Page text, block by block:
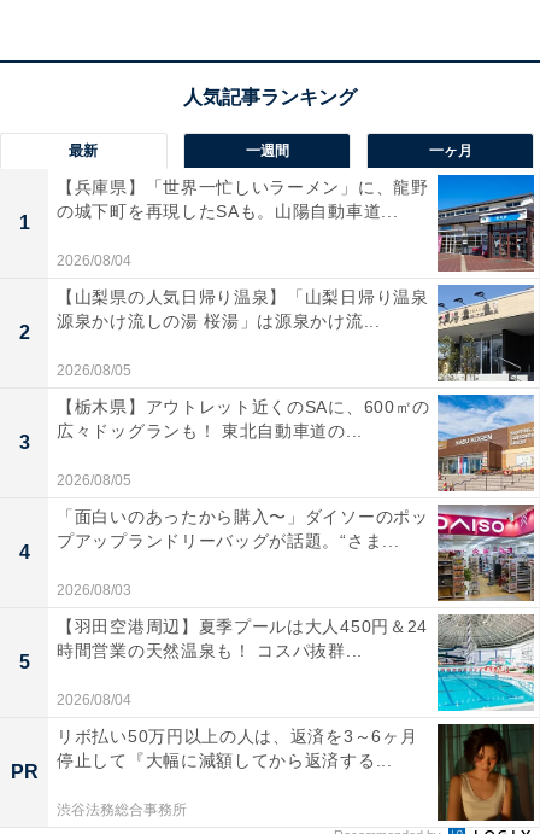
がっています。駅からのアクセスの良さを重視したい人
や、バラエティ豊かな本格料理と温泉を一度に楽しみた
い人におすすめの宿です。
楽天トラベルの「月末スペシャルオファー」と
は？
楽天トラベルでは、月末に「月末スペシャルオファー」
を開催。人気の宿やホテルを対象に、宿泊予約で使える
最新 一週間 一ヶ月
1
【兵庫県】「世界一忙しいラーメン」に、龍野
の城下町を再現したSAも。山陽自動車道...
2026/08/04
2
【山梨県の人気日帰り温泉】「山梨日帰り温泉
源泉かけ流しの湯 桜湯」は源泉かけ流...
2026/08/05
3
【栃木県】アウトレット近くのSAに、600㎡の
広々ドッグランも！ 東北自動車道の...
2026/08/05
4
「面白いのあったから購入〜」ダイソーのポッ
プアップランドリーバッグが話題。“さま...
2026/08/03
5
【羽田空港周辺】夏季プールは大人450円＆24
時間営業の天然温泉も！ コスパ抜群...
2026/08/04
PR
リボ払い50万円以上の人は、返済を3～6ヶ月
停止して『大幅に減額してから返済する...
渋谷法務総合事務所